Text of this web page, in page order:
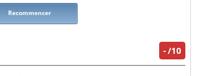
Recommencer
-/10